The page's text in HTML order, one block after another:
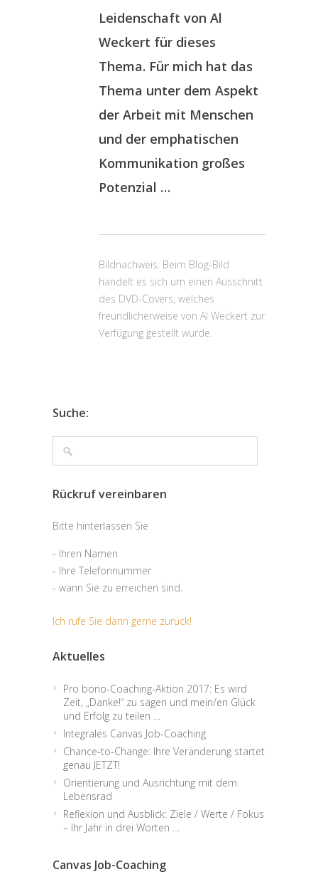
Leidenschaft von Al
Weckert für dieses
Thema. Für mich hat das
Thema unter dem Aspekt
der Arbeit mit Menschen
und der emphatischen
Kommunikation großes
Potenzial …
Bildnachweis: Beim Blog-Bild
handelt es sich um einen Ausschnitt
des DVD-Covers, welches
freundlicherweise von Al Weckert zur
Verfügung gestellt wurde.
Suche:
Rückruf vereinbaren
Bitte hinterlassen Sie
- Ihren Namen
- Ihre Telefonnummer
- wann Sie zu erreichen sind.
Ich rufe Sie dann gerne zurück!
Aktuelles
Pro bono-Coaching-Aktion 2017: Es wird
Zeit, „Danke!“ zu sagen und mein/en Glück
und Erfolg zu teilen …
Integrales Canvas Job-Coaching
Chance-to-Change: Ihre Veränderung startet
genau JETZT!
Orientierung und Ausrichtung mit dem
Lebensrad
Reflexion und Ausblick: Ziele / Werte / Fokus
– Ihr Jahr in drei Worten …
Canvas Job-Coaching